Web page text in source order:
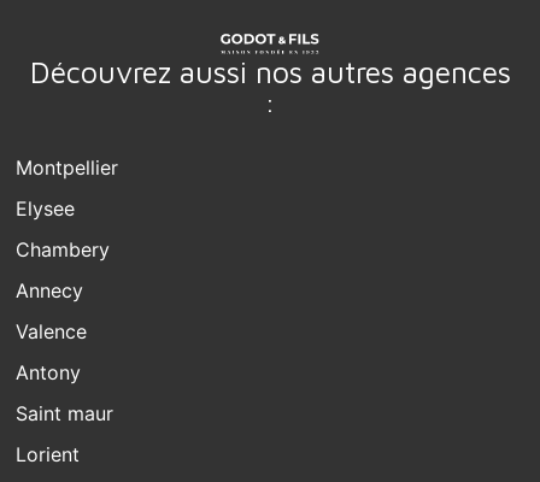
Découvrez aussi nos autres agences
:
Montpellier
Elysee
Chambery
Annecy
Valence
Antony
Saint maur
Lorient